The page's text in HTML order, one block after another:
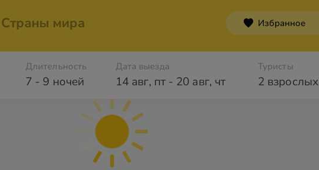
Страны мира Избранное
7 - 9 ночей
Длительность Дата выезда
14 авг, пт- 20 авг, чт 2 взрослых
Туристы